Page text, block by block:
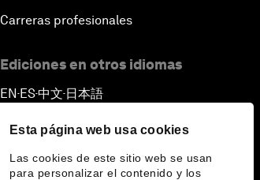
Esta página web usa cookies
Las cookies de este sitio web se usan
para personalizar el contenido y los
Carreras profesionales
Ediciones en otros idiomas
EN ▪ ES▪中文▪ 日本語